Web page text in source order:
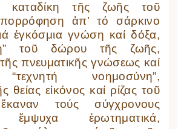
καταδίκη τῆς ζωῆς τοῦ
ἀπ’ τό σάρκινο
ἐγκόσμια γνώση καί δόξα,
τοῦ δώρου τῆς ζωῆς,
πνευματικῆς γνώσεως καί
“τεχνητή νοημοσύνη”,
θείας εἰκόνος καί ρίζας τοῦ
τούς σύγχρονους
ἔμψυχα ἐρωτηματικά,